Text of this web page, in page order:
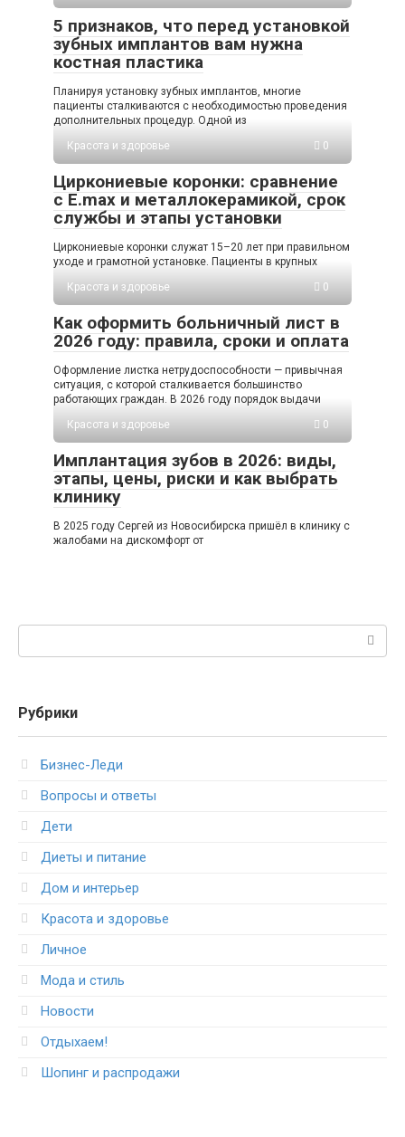
5 признаков, что перед установкой
зубных имплантов вам нужна
костная пластика
Планируя установку зубных имплантов, многие
пациенты сталкиваются с необходимостью проведения
дополнительных процедур. Одной из
Красота и здоровье
0
Циркониевые коронки: сравнение
с E.max и металлокерамикой, срок
службы и этапы установки
Циркониевые коронки служат 15–20 лет при правильном
уходе и грамотной установке. Пациенты в крупных
Красота и здоровье
0
Как оформить больничный лист в
2026 году: правила, сроки и оплата
Оформление листка нетрудоспособности — привычная
ситуация, с которой сталкивается большинство
работающих граждан. В 2026 году порядок выдачи
Красота и здоровье
0
Имплантация зубов в 2026: виды,
этапы, цены, риски и как выбрать
клинику
В 2025 году Сергей из Новосибирска пришёл в клинику с
жалобами на дискомфорт от
Рубрики
Бизнес-Леди
Вопросы и ответы
Дети
Диеты и питание
Дом и интерьер
Красота и здоровье
Личное
Мода и стиль
Новости
Отдыхаем!
Шопинг и распродажи